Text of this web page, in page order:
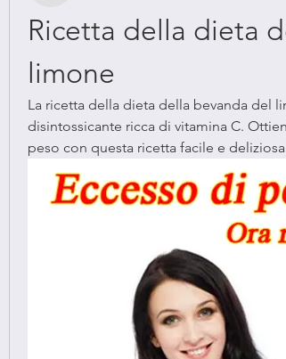
Ricetta della dieta
limone
La ricetta della dieta della bevanda del
disintossicante ricca di vitamina C.
peso con questa ricetta facile e